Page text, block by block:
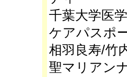
千葉大学医
ケアパスポ
相羽良寿/竹
聖マリアン